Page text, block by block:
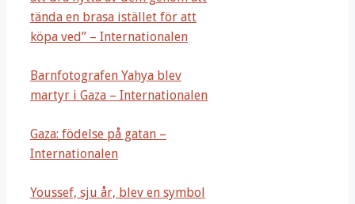
tända en brasa istället för att
köpa ved” – Internationalen
Barnfotografen Yahya blev
martyr i Gaza – Internationalen
Gaza: födelse på gatan –
Internationalen
Youssef, sju år, blev en symbol